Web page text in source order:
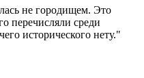
не городищем. Это
перечисляли среди
исторического нету.